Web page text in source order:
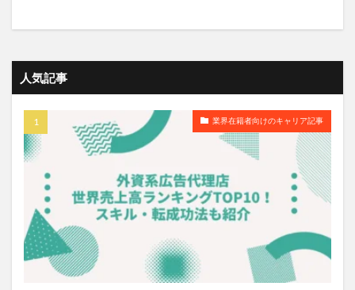
人気記事
業界在籍者向けのキャリア記事